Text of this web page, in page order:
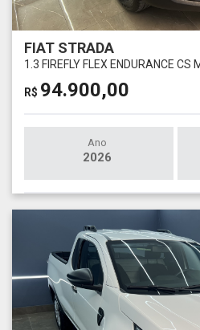
FIAT STRADA
1.3 FIREFLY FLEX ENDURANCE CS
R$ 94.900,00
Ano
2026